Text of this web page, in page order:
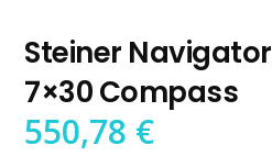
Steiner Navigator
7×30 Compass
550,78 €